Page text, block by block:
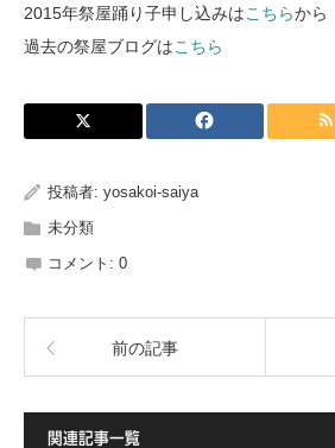
2015年祭屋踊り子申し込みはこちらから
過去の祭屋ブログはこちら
投稿者: yosakoi-saiya
未分類
コメント: 0
前の記事
関連記事一覧